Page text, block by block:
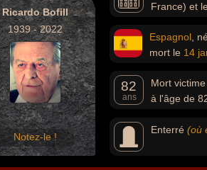
Ricardo Bofill
1939 - 2022
Notez-le !
France) et
Espagnol ,
mort le 14
82
ans
Mort
à l'âge de
Enterré (où